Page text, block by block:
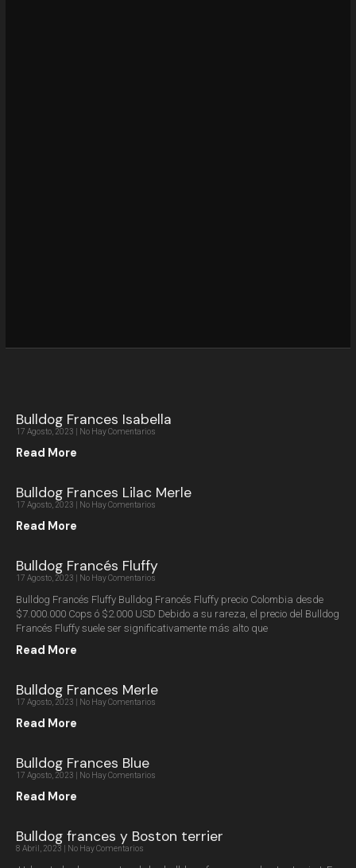
Bulldog Frances Isabella
17 Agosto, 2023 No Hay Comentarios
Read More
Bulldog Frances Lilac Merle
17 Agosto, 2023 No Hay Comentarios
Read More
Bulldog Francés Fluffy
17 Agosto, 2023 No Hay Comentarios
Bulldog Francés Fluffy Bulldog Francés Fluffy precio Colombia desde
$7.000.000 Cops ó $2.000 USD Debido a su rareza, el precio del Bulldog
Francés Fluffy suele ser significativamente más alto que
Read More
Bulldog Frances Merle
17 Agosto, 2023 No Hay Comentarios
Read More
Bulldog Frances Blue
17 Agosto, 2023 No Hay Comentarios
Read More
Bulldog frances y Boston terrier
8 Abril, 2023 No Hay Comentarios